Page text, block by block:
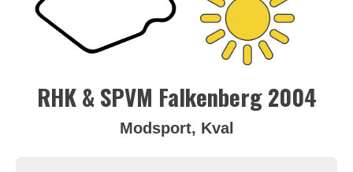
RHK & SPVM Falkenberg 2004
Modsport, Kval